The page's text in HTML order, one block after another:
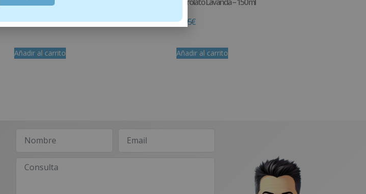
34.95€
Añadir al carrito
12.95€
Añadir al carrito